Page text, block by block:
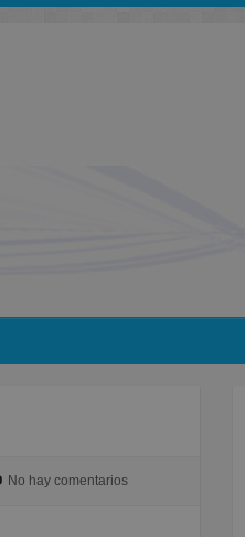
No hay comentarios